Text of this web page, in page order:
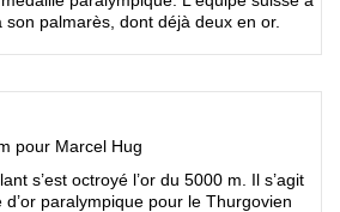
palmarès, dont déjà deux en or.
pour Marcel Hug
s’est octroyé l’or du 5000 m. Il s’agit
paralympique pour le Thurgovien